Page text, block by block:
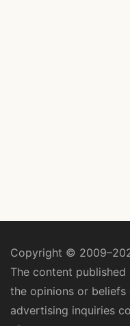
Copyright ©
The content
the opinions or
advertising inquiries